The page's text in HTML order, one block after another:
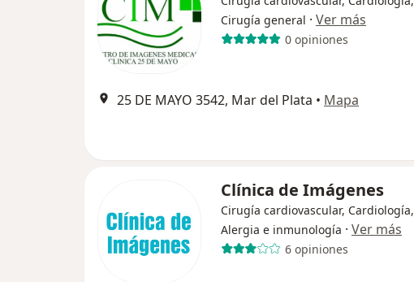
Cirugía general · Ver más
0 opiniones
25 DE MAYO 3542, Mar del Plata • Mapa
Clínica de Imágenes
Cirugía cardiovascular, Cardiología,
Alergia e inmunología · Ver más
6 opiniones